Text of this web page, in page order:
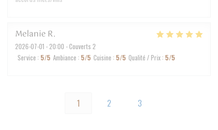
Melanie R
2026-07-01 - 20:00 - Couverts 2
Service : 5/5 Ambiance : 5/5 Cuisine : 5/5 Qualité / Prix : 5/5
1 2 3